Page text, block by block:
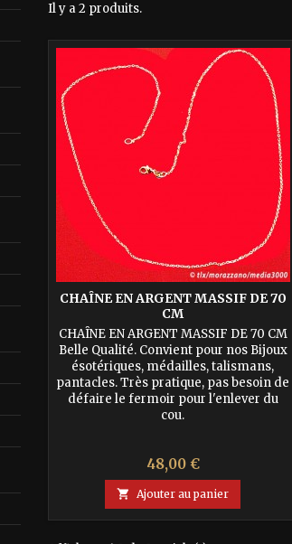
Il y a 2 produits.
CHAÎNE EN ARGENT MASSIF DE 70
CM
CHAÎNE EN ARGENT MASSIF DE 70 CM
Belle Qualité. Convient pour nos Bijoux
ésotériques, médailles, talismans,
pantacles. Très pratique, pas besoin de
défaire le fermoir pour l'enlever du
cou.
Prix
48,00 €
 Ajouter au panier